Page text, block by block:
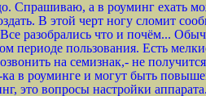
Спрашиваю, а в роуминг ехать
В этой черт ногу сломит
Все разобрались что и почём...
периоде пользования. Есть
на семизнак,- не
в роуминге и могут быть
это вопросы настройки